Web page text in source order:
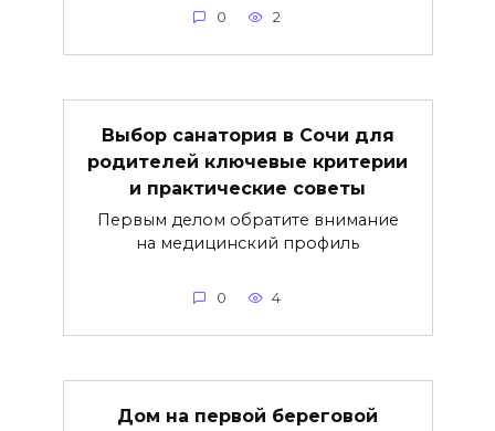
0 2
Выбор санатория в Сочи для
родителей ключевые критерии
и практические советы
Первым делом обратите внимание
на медицинский профиль
0 4
Дом на первой береговой